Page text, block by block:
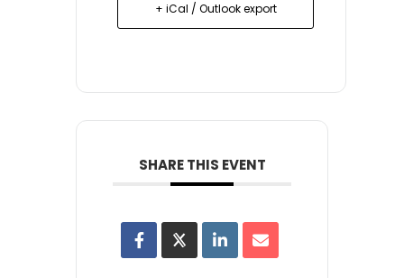
+ iCal / Outlook export
SHARE THIS EVENT